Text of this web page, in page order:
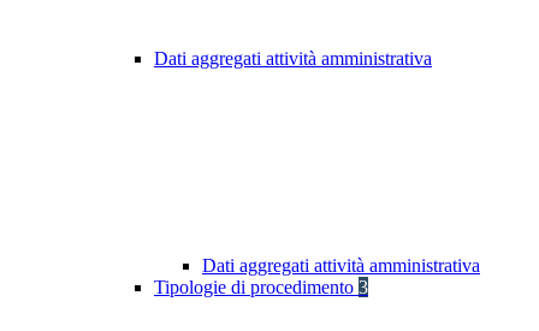
Dati aggregati attività amministrativa
Dati aggregati attività amministrativa
Tipologie di procedimento 3